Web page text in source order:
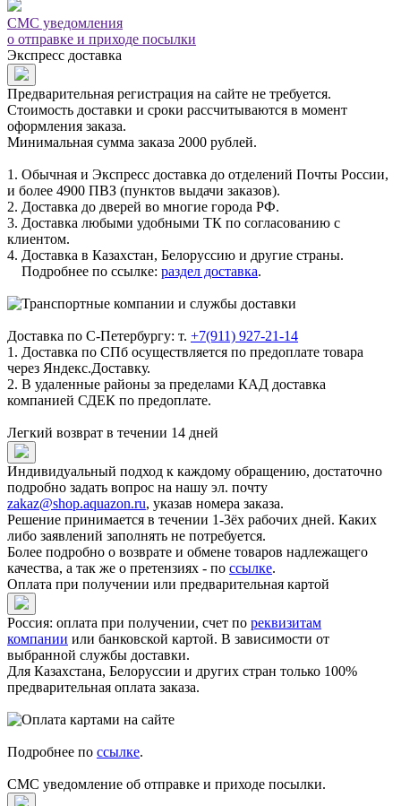
СМС уведомления
о отправке и приходе посылки
Экспресс доставка
Предварительная регистрация на сайте не требуется.
Стоимость доставки и сроки рассчитываются в момент
оформления заказа.
Минимальная сумма заказа 2000 рублей.
1. Обычная и Экспресс доставка до отделений Почты России,
и более 4900 ПВЗ (пунктов выдачи заказов).
2. Доставка до дверей во многие города РФ.
3. Доставка любыми удобными ТК по согласованию с
клиентом.
4. Доставка в Казахстан, Белоруссию и другие страны.
Подробнее по ссылке: раздел доставка.
Доставка по С-Петербургу: т. +7(911) 927-21-14
1. Доставка по СПб осуществляется по предоплате товара
через Яндекс.Доставку.
2. В удаленные районы за пределами КАД доставка
компанией СДЕК по предоплате.
Легкий возврат в течении 14 дней
Индивидуальный подход к каждому обращению, достаточно
подробно задать вопрос на нашу эл. почту
zakaz@shop.aquazon.ru, указав номера заказа.
Решение принимается в течении 1-3ёх рабочих дней. Каких
либо заявлений заполнять не потребуется.
Более подробно о возврате и обмене товаров надлежащего
качества, а так же о претензиях - по ссылке.
Оплата при получении или предварительная картой
Россия: оплата при получении, счет по реквизитам
компании или банковской картой. В зависимости от
выбранной службы доставки.
Для Казахстана, Белоруссии и других стран только 100%
предварительная оплата заказа.
Подробнее по ссылке.
СМС уведомление об отправке и приходе посылки.